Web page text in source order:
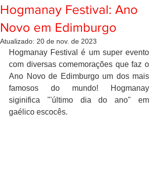
Hogmanay Festival: Ano
Novo em Edimburgo
Atualizado: 20 de nov. de 2023
Hogmanay Festival é um super evento
com diversas comemorações que faz o
Ano Novo de Edimburgo um dos mais
famosos do mundo! Hogmanay
siginifica "'último dia do ano" em
gaélico escocês.